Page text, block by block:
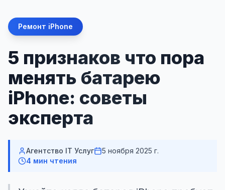
Ремонт iPhone
5 признаков что пора
менять батарею
iPhone: советы
эксперта
Агентство IT Услуг
5 ноября 2025 г.
4 мин чтения